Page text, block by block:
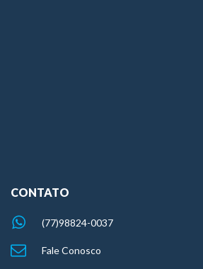
CONTATO
(77)98824-0037
Fale Conosco